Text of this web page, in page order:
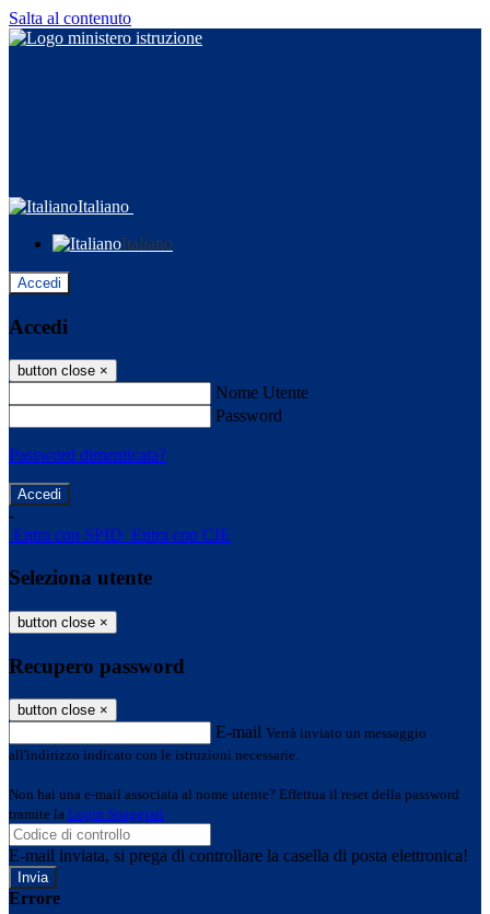
Salta al contenuto
Italiano
Italiano
Accedi
Accedi
button close ×
Nome Utente
Password
Password dimenticata?
-
Entra con SPID Entra con CIE
Seleziona utente
button close ×
Recupero password
button close ×
E-mail Verrà inviato un messaggio
all'indirizzo indicato con le istruzioni necessarie.
Non hai una e-mail associata al nome utente? Effettua il reset della password
tramite la Login Spaggiari
E-mail inviata, si prega di controllare la casella di posta elettronica!
Errore